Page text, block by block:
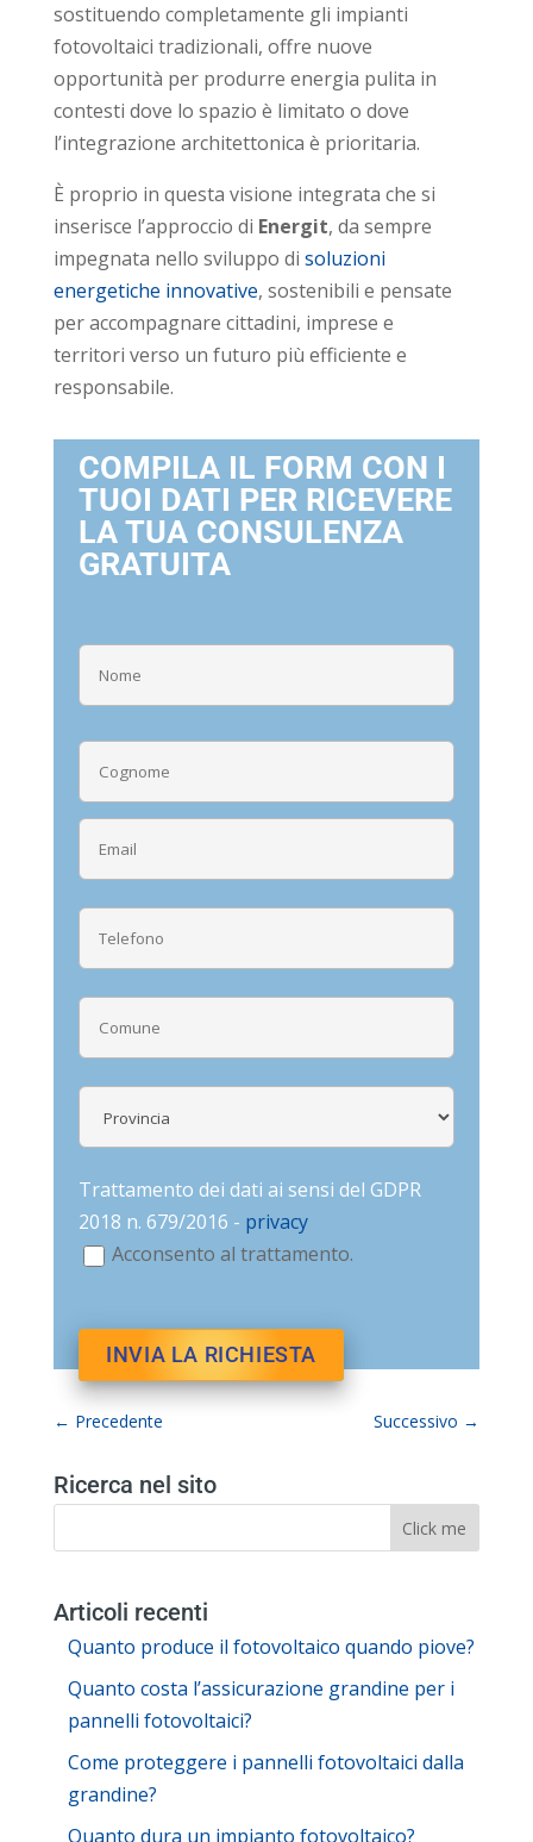
sostituendo completamente gli impianti
fotovoltaici tradizionali, offre nuove
opportunità per produrre energia pulita in
contesti dove lo spazio è limitato o dove
l’integrazione architettonica è prioritaria.
È proprio in questa visione integrata che si
inserisce l’approccio di Energit, da sempre
impegnata nello sviluppo di soluzioni
energetiche innovative, sostenibili e pensate
per accompagnare cittadini, imprese e
territori verso un futuro più efficiente e
responsabile.
COMPILA IL FORM CON I
TUOI DATI PER RICEVERE
LA TUA CONSULENZA
GRATUITA
Trattamento dei dati ai sensi del GDPR
2018 n. 679/2016 - privacy
Acconsento al trattamento.
← Precedente Successivo →
Ricerca nel sito
Articoli recenti
Quanto produce il fotovoltaico quando piove?
Quanto costa l’assicurazione grandine per i
pannelli fotovoltaici?
Come proteggere i pannelli fotovoltaici dalla
grandine?
Quanto dura un impianto fotovoltaico?